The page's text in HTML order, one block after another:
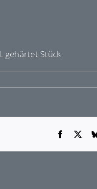
gehärtet Stück
Facebook